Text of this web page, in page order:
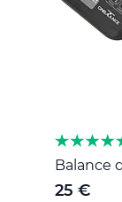
Balance
25 €